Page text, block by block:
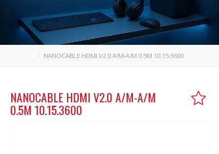
NANOCABLE HDMI V2.0 A/M-A/M 0.5M 10.15.3600
NANOCABLE HDMI V2.0 A/M-A/M
0.5M 10.15.3600